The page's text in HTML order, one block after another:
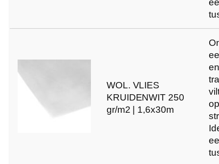
WOL. VLIES
KRUIDENWIT 250
gr/m2 | 1,6x30m
en